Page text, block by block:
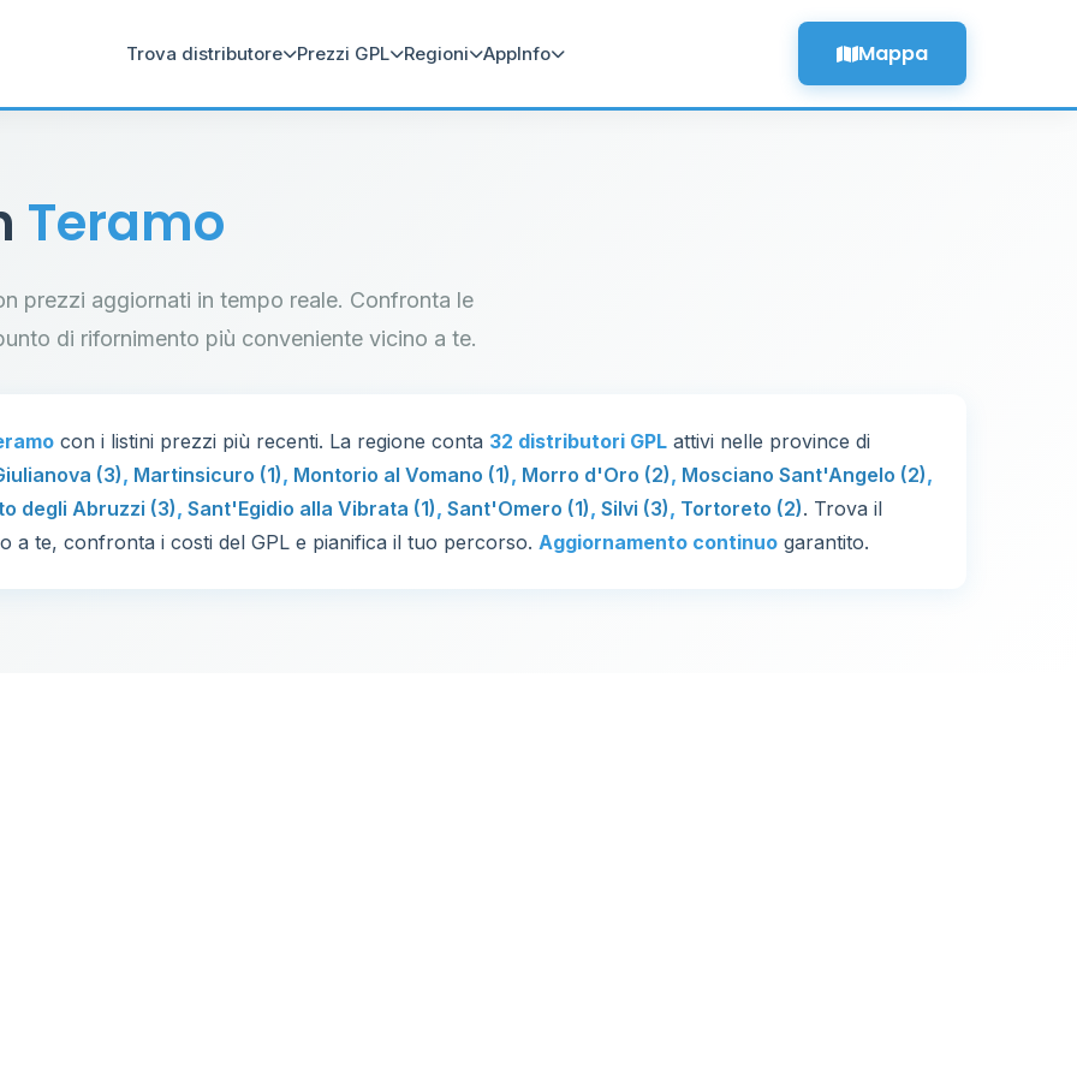
Trova distributore Prezzi GPL Regioni AppInfo Mappa
Teramo
prezzi aggiornati in tempo reale. Confronta le
di rifornimento più conveniente vicino a te.
con i listini prezzi più recenti. La regione conta 32 distributori GPL attivi nelle province di
(3), Martinsicuro (1), Montorio al Vomano (1), Morro d'Oro (2), Mosciano Sant'Angelo (2),
degli Abruzzi (3), Sant'Egidio alla Vibrata (1), Sant'Omero (1), Silvi (3), Tortoreto (2). Trova il
a te, confronta i costi del GPL e pianifica il tuo percorso. Aggiornamento continuo garantito.
33